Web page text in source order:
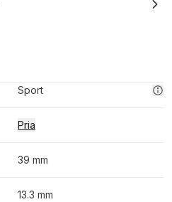
Sport
Pria
39 mm
13.3 mm